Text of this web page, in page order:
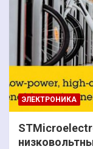
ЭЛЕКТРОНИКА